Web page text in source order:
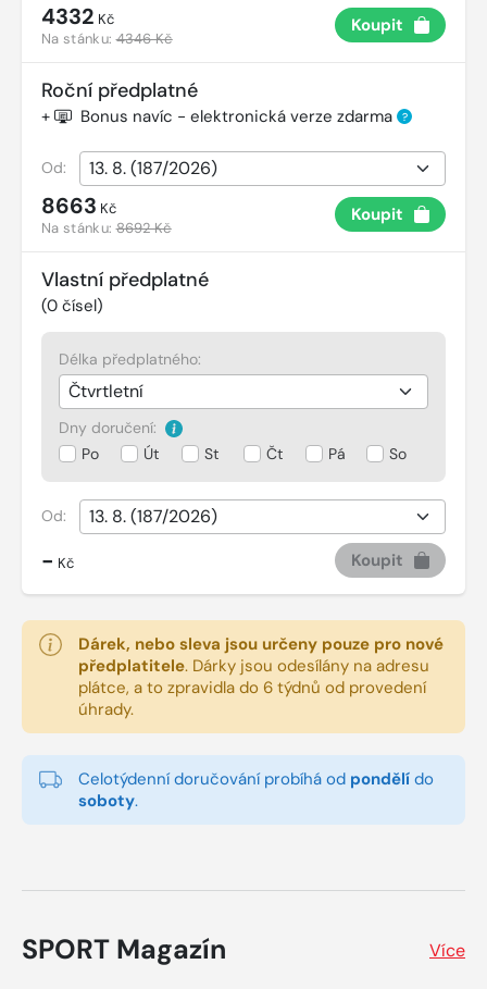
4332 Kč
Na stánku:4346 Kč
Koupit
Roční předplatné
+ Bonus navíc - elektronická verze zdarma ?
Od:
8663 Kč
Na stánku:8692 Kč
Koupit
Vlastní předplatné
(0 čísel)
Délka předplatného:
Dny doručení:
Po
Út St Čt Pá So
Od:
- Kč Koupit
Dárek, nebo sleva jsou určeny pouze pro nové
předplatitele. Dárky jsou odesílány na adresu
plátce, a to zpravidla do 6 týdnů od provedení
úhrady.
Celotýdenní doručování probíhá od pondělí do
soboty.
SPORT Magazín Více